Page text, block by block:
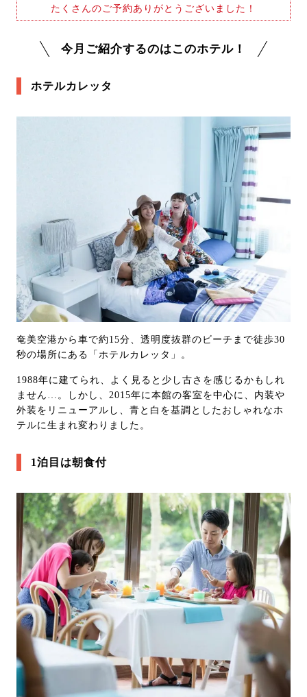
たくさんのご予約ありがとうございました！
今月ご紹介するのはこのホテル！
ホテルカレッタ
奄美空港から車で約15分、透明度抜群のビーチまで徒歩30
秒の場所にある「ホテルカレッタ」。
1988年に建てられ、よく見ると少し古さを感じるかもしれ
ません…。しかし、2015年に本館の客室を中心に、内装や
外装をリニューアルし、青と白を基調としたおしゃれなホ
テルに生まれ変わりました。
1泊目は朝食付